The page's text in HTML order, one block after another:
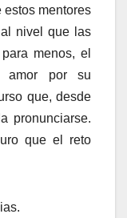
estos mentores
nivel que las
menos, el
amor por su
que, desde
pronunciarse.
que el reto